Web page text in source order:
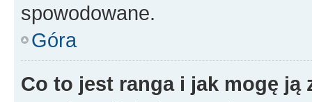
spowodowane.
Góra
Co to jest ranga i jak mogę ją